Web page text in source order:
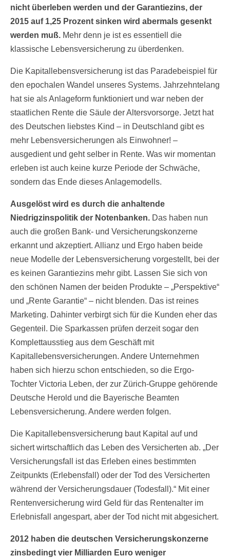
nicht überleben werden und der Garantiezins, der
2015 auf 1,25 Prozent sinken wird abermals gesenkt
werden muß. Mehr denn je ist es essentiell die
klassische Lebensversicherung zu überdenken.
Die Kapitallebensversicherung ist das Paradebeispiel für
den epochalen Wandel unseres Systems. Jahrzehntelang
hat sie als Anlageform funktioniert und war neben der
staatlichen Rente die Säule der Altersvorsorge. Jetzt hat
des Deutschen liebstes Kind – in Deutschland gibt es
mehr Lebensversicherungen als Einwohner! –
ausgedient und geht selber in Rente. Was wir momentan
erleben ist auch keine kurze Periode der Schwäche,
sondern das Ende dieses Anlagemodells.
Ausgelöst wird es durch die anhaltende
Niedrigzinspolitik der Notenbanken. Das haben nun
auch die großen Bank- und Versicherungskonzerne
erkannt und akzeptiert. Allianz und Ergo haben beide
neue Modelle der Lebensversicherung vorgestellt, bei der
es keinen Garantiezins mehr gibt. Lassen Sie sich von
den schönen Namen der beiden Produkte – „Perspektive“
und „Rente Garantie“ – nicht blenden. Das ist reines
Marketing. Dahinter verbirgt sich für die Kunden eher das
Gegenteil. Die Sparkassen prüfen derzeit sogar den
Komplettausstieg aus dem Geschäft mit
Kapitallebensversicherungen. Andere Unternehmen
haben sich hierzu schon entschieden, so die Ergo-
Tochter Victoria Leben, der zur Zürich-Gruppe gehörende
Deutsche Herold und die Bayerische Beamten
Lebensversicherung. Andere werden folgen.
Die Kapitallebensversicherung baut Kapital auf und
sichert wirtschaftlich das Leben des Versicherten ab. „Der
Versicherungsfall ist das Erleben eines bestimmten
Zeitpunkts (Erlebensfall) oder der Tod des Versicherten
während der Versicherungsdauer (Todesfall).“ Mit einer
Rentenversicherung wird Geld für das Rentenalter im
Erlebnisfall angespart, aber der Tod nicht mit abgesichert.
2012 haben die deutschen Versicherungskonzerne
zinsbedingt vier Milliarden Euro weniger